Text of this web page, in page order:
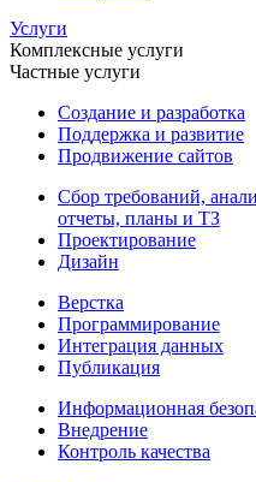
Услуги
Комплексные услуги
Частные услуги
Создание и разработка
Поддержка и развитие
Продвижение сайтов
Сбор требований,
отчеты, планы и ТЗ
Проектирование
Дизайн
Верстка
Программирование
Интеграция данных
Публикация
Информационная
Внедрение
Контроль качества